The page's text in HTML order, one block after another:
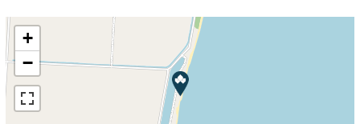
+
−